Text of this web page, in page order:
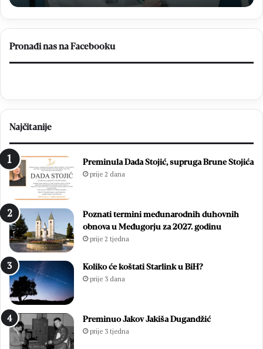
Pronađi nas na Facebooku
Najčitanije
Preminula Dada Stojić, supruga Brune Stojića
prije 2 dana
Poznati termini međunarodnih duhovnih
obnova u Međugorju za 2027. godinu
prije 2 tjedna
Koliko će koštati Starlink u BiH?
prije 3 dana
Preminuo Jakov Jakiša Dugandžić
prije 3 tjedna